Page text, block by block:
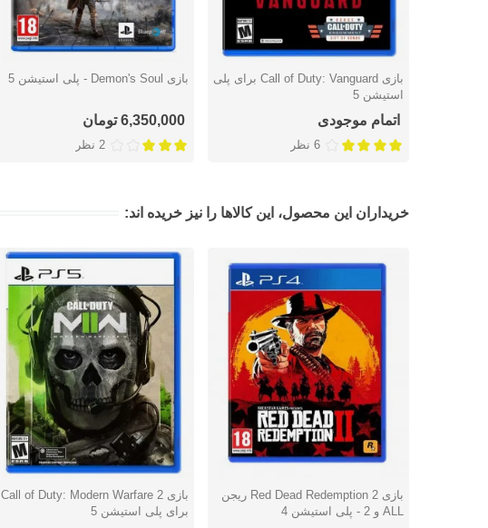
دوست داشتن
بازی Call of Duty: Vanguard برای پلی
استیشن 5
اتمام موجودی
6 نظر
دوست داشتن بازی Demon's Soul - پلی استیشن 5
6,350,000 تومان
2 نظر
خریداران این محصول، این کالاها را نیز خریده اند:
دوست داشتن
بازی Red Dead Redemption 2 ریجن
ALL و 2 - پلی استیشن 4
دوست داشتن
بازی Call of Duty: Modern Warfare 2
برای پلی استیشن 5